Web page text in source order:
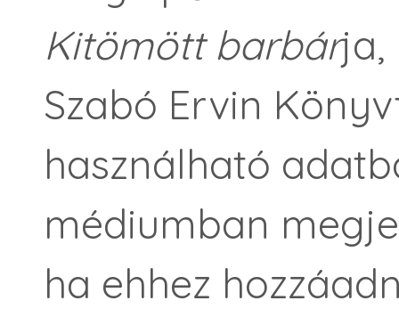
Kitömött barbárja,
Szabó Ervin
használható
médiumban
ha ehhez